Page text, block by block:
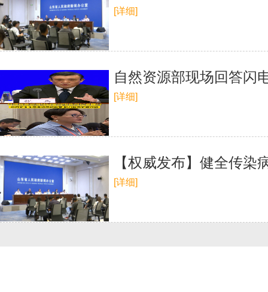
[详细]
自然资源部现场回答闪
[详细]
【权威发布】健全传
[详细]